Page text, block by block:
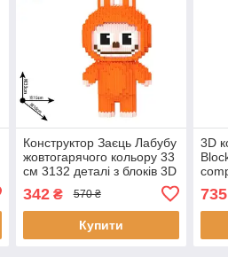
Конструктор Заєць Лабубу
жовтогарячого кольору 33
см 3132 деталі з блоків 3D
конструктори
342₴ 570 ₴
Купити
3D
735